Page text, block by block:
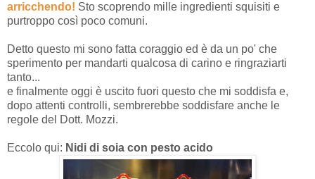
arricchendo! Sto scoprendo mille ingredienti squisiti e
purtroppo così poco comuni.
Detto questo mi sono fatta coraggio ed è da un po' che
sperimento per mandarti qualcosa di carino e ringraziarti
tanto...
e finalmente oggi è uscito fuori questo che mi soddisfa e,
dopo attenti controlli, sembrerebbe soddisfare anche le
regole del Dott. Mozzi.
Eccolo qui: Nidi di soia con pesto acido